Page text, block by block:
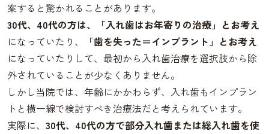
案すると驚かれることがあります。
30代、40代の方は、「入れ歯はお年寄りの治療」とお考え
になっていたり、
「歯を失った＝インプラント」とお考え
になっていたりして、最初から入れ歯治療を選択肢から除
外されていることが少なくありません。
しかし当院では、年齢にかかわらず、入れ歯もインプラン
トと横一線で検討すべき治療法だと考えられています。
実際に、 30代、40代の方で部分入れ歯または総入れ歯を使